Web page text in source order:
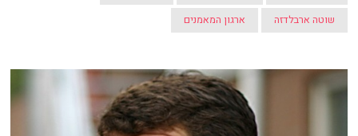
שוטה ארבלדזה
ארגון המאמנים